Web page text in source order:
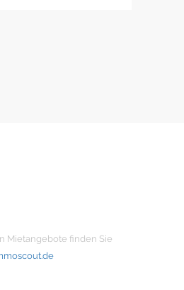
Mietangebote finden Sie